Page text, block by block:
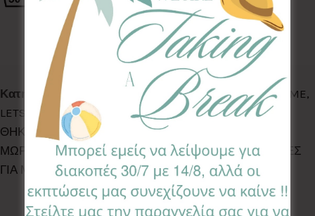
Κωδικός προϊόντος:TSC-CD
Κατηγορίες:
ACCESSORIES, BACK TO SCHOOL, BATH TIME,
LETS EAT
LETS WALK ΘΗΚΕΣ ΓΙΑ ΜΩΡΟΜΑΝΤΗΛΑ
ΘΗΚΕΣ ΓΙΑ ΜΩΡΟΜΑΝΤΗΛΑ, ΘΗΚΕΣ ΓΙΑ
ΜΩΡΟΜΑΝΤΗΛΑ, ΘΗΚΕΣ ΓΙΑ ΜΩΡΟΜΑΝΤΗΛΑ,
ΘΗΚΕΣ
ΓΙΑ ΜΩΡΟΜΑΝΤΗΛΑ
Ετικέτα: Caramel Drops
Follow: